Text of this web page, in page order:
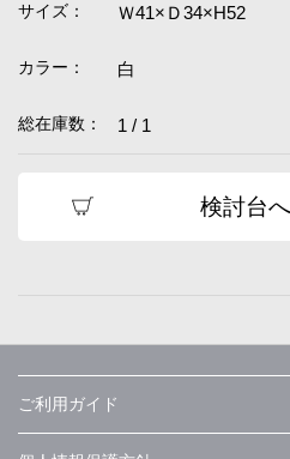
サイズ： Ｗ41×Ｄ34×H52
カラー： 白
総在庫数： 1 / 1
検討台
ご利用ガイド